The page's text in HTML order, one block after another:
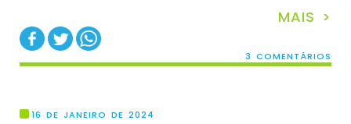
MAIS >
3 COMENTÁRIOS
16 DE JANEIRO DE 2024